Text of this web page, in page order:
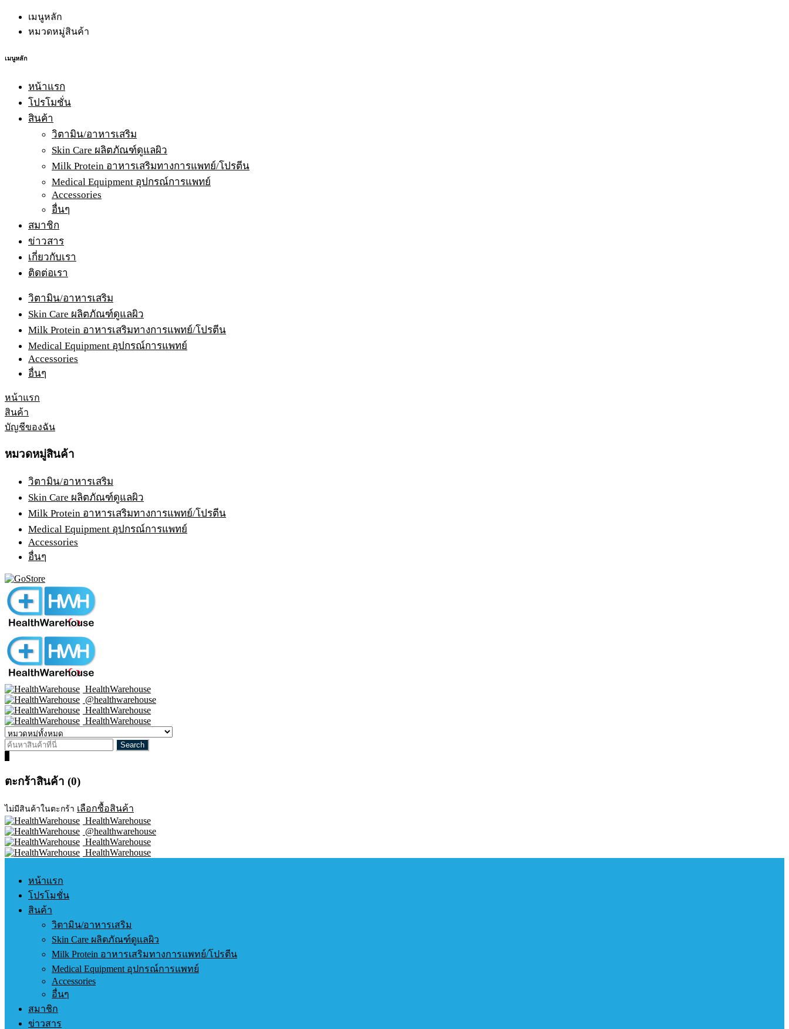
เมนูหลัก
หมวดหมู่สินค้า
เมนูหลัก
หน้าแรก
โปรโมชั่น
สินค้า
วิตามิน/อาหารเสริม
Skin Care ผลิตภัณฑ์ดูแลผิว
Milk Protein อาหารเสริมทางการแพทย์/โปรตีน
Medical Equipment อุปกรณ์การแพทย์
Accessories
อื่นๆ
สมาชิก
ข่าวสาร
เกี่ยวกับเรา
ติดต่อเรา
วิตามิน/อาหารเสริม
Skin Care ผลิตภัณฑ์ดูแลผิว
Milk Protein อาหารเสริมทางการแพทย์/โปรตีน
Medical Equipment อุปกรณ์การแพทย์
Accessories
อื่นๆ
หน้าแรก
สินค้า
บัญชีของฉัน
หมวดหมู่สินค้า
วิตามิน/อาหารเสริม
Skin Care ผลิตภัณฑ์ดูแลผิว
Milk Protein อาหารเสริมทางการแพทย์/โปรตีน
Medical Equipment อุปกรณ์การแพทย์
Accessories
อื่นๆ
HealthWarehouse
@healthwarehouse
HealthWarehouse
HealthWarehouse
ตะกร้าสินค้า (0)
ไม่มีสินค้าในตะกร้า เลือกซื้อสินค้า
HealthWarehouse
@healthwarehouse
HealthWarehouse
HealthWarehouse
หน้าแรก
โปรโมชั่น
สินค้า
วิตามิน/อาหารเสริม
Skin Care ผลิตภัณฑ์ดูแลผิว
Milk Protein อาหารเสริมทางการแพทย์/โปรตีน
Medical Equipment อุปกรณ์การแพทย์
Accessories
อื่นๆ
สมาชิก
ข่าวสาร